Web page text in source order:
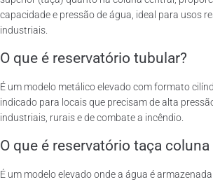
capacidade e pressão de água, ideal para usos
industriais.
O que é reservatório tubular?
É um modelo metálico elevado com formato
indicado para locais que precisam de alta
industriais, rurais e de combate a incêndio.
O que é reservatório taça coluna
É um modelo elevado onde a água é